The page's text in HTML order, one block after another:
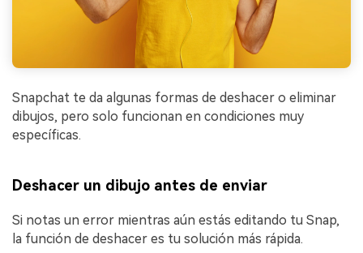
Snapchat te da algunas formas de deshacer o eliminar
dibujos, pero solo funcionan en condiciones muy
específicas.
Deshacer un dibujo antes de enviar
Si notas un error mientras aún estás editando tu Snap,
la función de deshacer es tu solución más rápida.